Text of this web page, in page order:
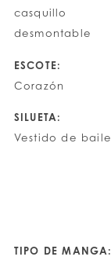
casquillo
desmontable
ESCOTE:
Corazón
SILUETA:
Vestido de baile
TIPO DE MANGA: